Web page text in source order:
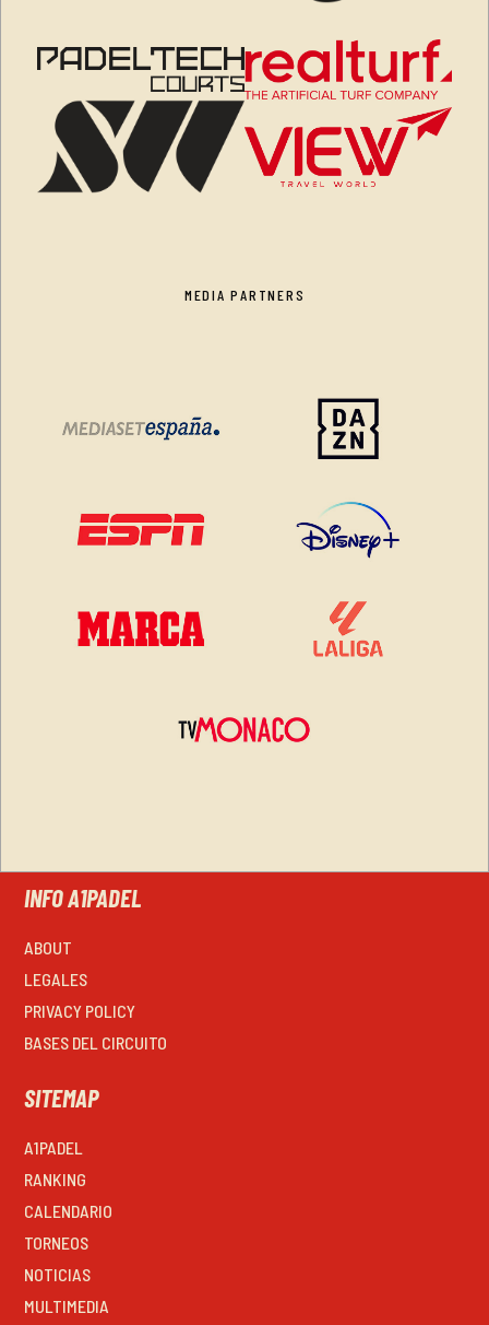
MEDIA PARTNERS
INFO A1PADEL
ABOUT
LEGALES
PRIVACY POLICY
BASES DEL CIRCUITO
SITEMAP
A1PADEL
RANKING
CALENDARIO
TORNEOS
NOTICIAS
MULTIMEDIA